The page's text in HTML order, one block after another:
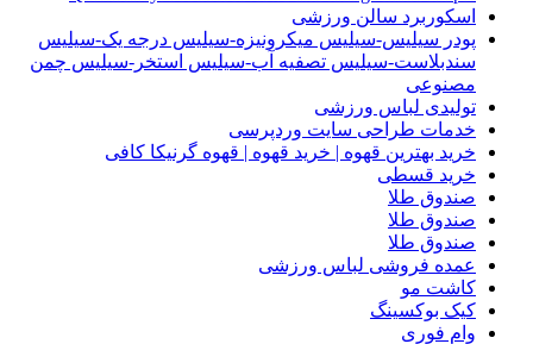
اسکوربرد سالن ورزشی
پودر سیلیس-سیلیس میکرونیزه-سیلیس درجه یک-سیلیس
سندبلاست-سیلیس تصفیه آب-سیلیس استخر-سیلیس چمن
مصنوعی
تولیدی لباس ورزشی
خدمات طراحی سایت وردپرسی
خرید بهترین قهوه | خرید قهوه | قهوه گرنیکا کافی
خرید قسطی
صندوق طلا
صندوق طلا
صندوق طلا
عمده فروشی لباس ورزشی
کاشت مو
کیک بوکسینگ
وام فوری